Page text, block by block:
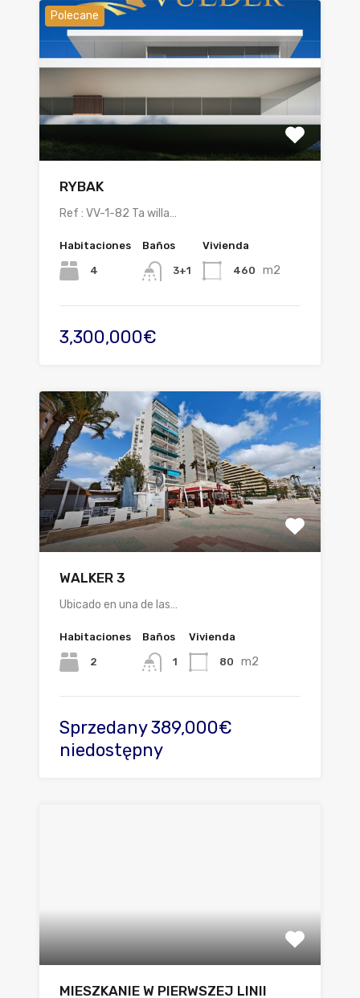
Polecane
RYBAK
Ref : VV-1-82 Ta willa…
Habitaciones
4
Baños
3+1
Vivienda
460 m2
3,300,000€
WALKER 3
Ubicado en una de las…
Habitaciones
2
Baños
1
Vivienda
80 m2
Sprzedany 389,000€
niedostępny
MIESZKANIE W PIERWSZEJ LINII